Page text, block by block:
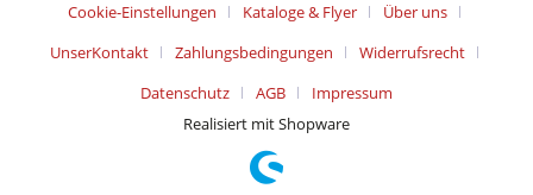
Cookie-Einstellungen Kataloge & Flyer
Über uns
UnserKontakt
Zahlungsbedingungen
Widerrufsrecht
Datenschutz
AGB
Impressum
Realisiert mit Shopware